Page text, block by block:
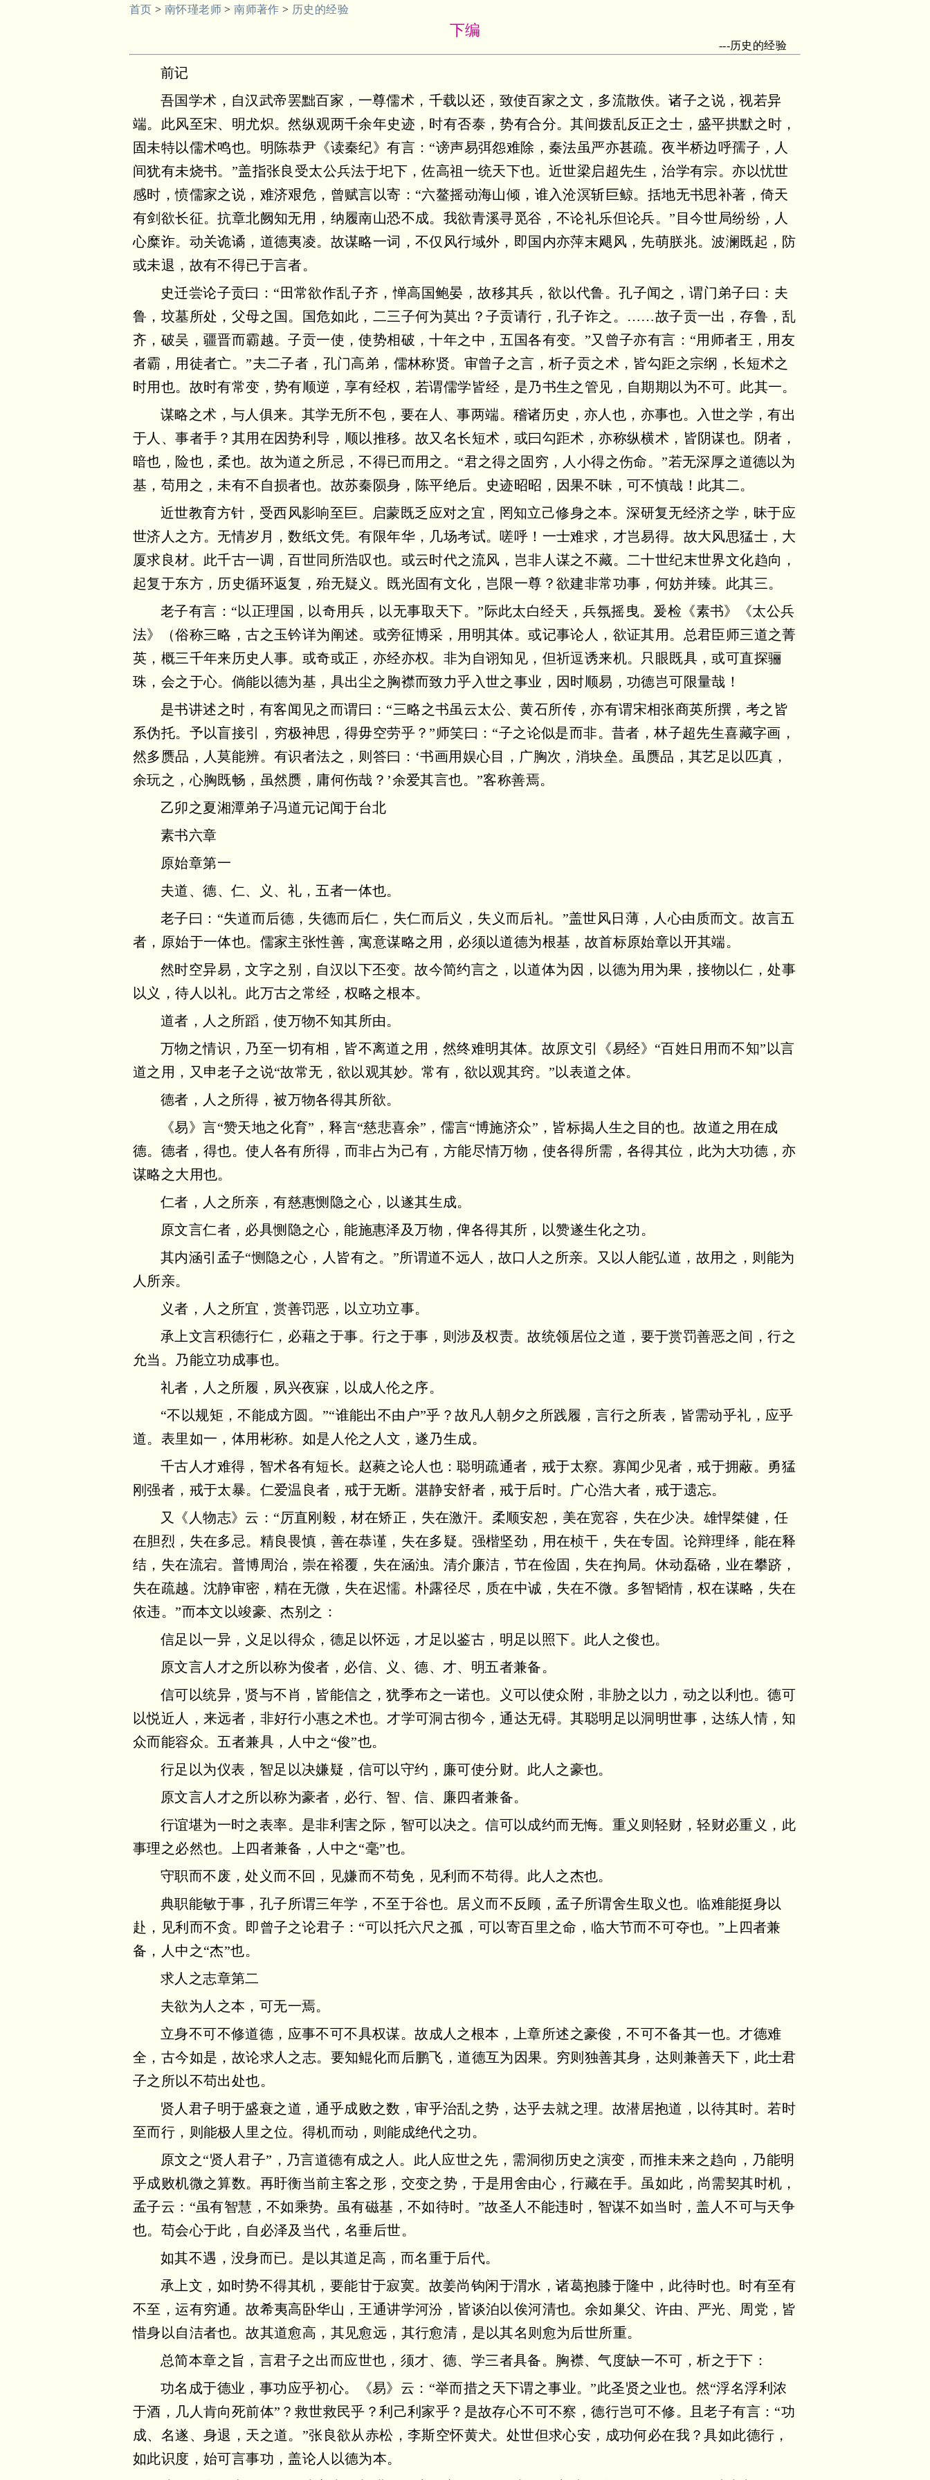
首页 >南怀瑾老师 >南师著作 > 历史的经验
下编
---历史的经验
前记
吾国学术，自汉武帝罢黜百家，一尊儒术，千载以还，致使百家之文，多流散佚。诸子之说，视若异
端。此风至宋、明尤炽。然纵观两千余年史迹，时有否泰，势有合分。其间拨乱反正之士，盛平拱默之时，
固未特以儒术鸣也。明陈恭尹《读秦纪》有言：“谤声易弭怨难除，秦法虽严亦甚疏。夜半桥边呼孺子，人
间犹有未烧书。”盖指张良受太公兵法于圯下，佐高祖一统天下也。近世梁启超先生，治学有宗。亦以忧世
感时，愤儒家之说，难济艰危，曾赋言以寄：“六鳌摇动海山倾，谁入沧溟斩巨鲸。括地无书思补著，倚天
有剑欲长征。抗章北阙知无用，纳履南山恐不成。我欲青溪寻觅谷，不论礼乐但论兵。”目今世局纷纷，人
心糜诈。动关诡谲，道德夷凌。故谋略一词，不仅风行域外，即国内亦萍末飓风，先萌朕兆。波澜既起，防
或未退，故有不得已于言者。
史迁尝论子贡曰：“田常欲作乱子齐，惮高国鲍晏，故移其兵，欲以代鲁。孔子闻之，谓门弟子曰：夫
鲁，坟墓所处，父母之国。国危如此，二三子何为莫出？子贡请行，孔子诈之。……故子贡一出，存鲁，乱
齐，破吴，疆晋而霸越。子贡一使，使势相破，十年之中，五国各有变。”又曾子亦有言：“用师者王，用友
者霸，用徒者亡。”夫二子者，孔门高弟，儒林称贤。审曾子之言，析子贡之术，皆勾距之宗纲，长短术之
时用也。故时有常变，势有顺逆，享有经权，若谓儒学皆经，是乃书生之管见，自期期以为不可。此其一。
谋略之术，与人俱来。其学无所不包，要在人、事两端。稽诸历史，亦人也，亦事也。入世之学，有出
于人、事者手？其用在因势利导，顺以推移。故又名长短术，或曰勾距术，亦称纵横术，皆阴谋也。阴者，
暗也，险也，柔也。故为道之所忌，不得已而用之。“君之得之固穷，人小得之伤命。”若无深厚之道德以为
基，苟用之，未有不自损者也。故苏秦陨身，陈平绝后。史迹昭昭，因果不昧，可不慎哉！此其二。
近世教育方针，受西风影响至巨。启蒙既乏应对之宜，罔知立己修身之本。深研复无经济之学，昧于应
世济人之方。无情岁月，数纸文凭。有限年华，几场考试。嗟呼！一士难求，才岂易得。故大风思猛士，大
厦求良材。此千古一调，百世同所浩叹也。或云时代之流风，岂非人谋之不藏。二十世纪末世界文化趋向，
起复于东方，历史循环返复，殆无疑义。既光固有文化，岂限一尊？欲建非常功事，何妨并臻。此其三。
老子有言：“以正理国，以奇用兵，以无事取天下。”际此太白经天，兵氛摇曳。爰检《素书》《太公兵
法》（俗称三略，古之玉钤详为阐述。或旁征博采，用明其体。或记事论人，欲证其用。总君臣师三道之菁
英，概三千年来历史人事。或奇或正，亦经亦权。非为自诩知见，但祈逗诱来机。只眼既具，或可直探骊
珠，会之于心。倘能以德为基，具出尘之胸襟而致力乎入世之事业，因时顺易，功德岂可限量哉！
是书讲述之时，有客闻见之而谓曰：“三略之书虽云太公、黄石所传，亦有谓宋相张商英所撰，考之皆
系伪托。予以盲接引，穷极神思，得毋空劳乎？”师笑曰：“子之论似是而非。昔者，林子超先生喜藏字画，
然多赝品，人莫能辨。有识者法之，则答曰：‘书画用娱心目，广胸次，消块垒。虽赝品，其艺足以匹真，
余玩之，心胸既畅，虽然赝，庸何伤哉？’余爱其言也。”客称善焉。
乙卯之夏湘潭弟子冯道元记闻于台北
素书六章
原始章第一
夫道、德、仁、义、礼，五者一体也。
老子曰：“失道而后德，失德而后仁，失仁而后义，失义而后礼。”盖世风日薄，人心由质而文。故言五
者，原始于一体也。儒家主张性善，寓意谋略之用，必须以道德为根基，故首标原始章以开其端。
然时空异易，文字之别，自汉以下丕变。故今简约言之，以道体为因，以德为用为果，接物以仁，处事
以义，待人以礼。此万古之常经，权略之根本。
道者，人之所蹈，使万物不知其所由。
万物之情识，乃至一切有相，皆不离道之用，然终难明其体。故原文引《易经》“百姓日用而不知”以言
道之用，又申老子之说“故常无，欲以观其妙。常有，欲以观其窍。”以表道之体。
德者，人之所得，被万物各得其所欲。
《易》言“赞天地之化育”，释言“慈悲喜余”，儒言“博施济众”，皆标揭人生之目的也。故道之用在成
德。德者，得也。使人各有所得，而非占为己有，方能尽情万物，使各得所需，各得其位，此为大功德，亦
谋略之大用也。
仁者，人之所亲，有慈惠恻隐之心，以遂其生成。
原文言仁者，必具恻隐之心，能施惠泽及万物，俾各得其所，以赞遂生化之功。
其内涵引孟子“恻隐之心，人皆有之。”所谓道不远人，故口人之所亲。又以人能弘道，故用之，则能为
人所亲。
义者，人之所宜，赏善罚恶，以立功立事。
承上文言积德行仁，必藉之于事。行之于事，则涉及权责。故统领居位之道，要于赏罚善恶之间，行之
允当。乃能立功成事也。
礼者，人之所履，夙兴夜寐，以成人伦之序。
“不以规矩，不能成方圆。”“谁能出不由户”乎？故凡人朝夕之所践履，言行之所表，皆需动乎礼，应乎
道。表里如一，体用彬称。如是人伦之人文，遂乃生成。
千古人才难得，智术各有短长。赵蕤之论人也：聪明疏通者，戒于太察。寡闻少见者，戒于拥蔽。勇猛
刚强者，戒于太暴。仁爱温良者，戒于无断。湛静安舒者，戒于后时。广心浩大者，戒于遗忘。
又《人物志》云：“厉直刚毅，材在矫正，失在激汗。柔顺安恕，美在宽容，失在少决。雄悍桀健，任
在胆烈，失在多忌。精良畏慎，善在恭谨，失在多疑。强楷坚劲，用在桢干，失在专固。论辩理绎，能在释
结，失在流宕。普博周治，崇在裕覆，失在涵浊。清介廉洁，节在俭固，失在拘局。休动磊硌，业在攀跻，
失在疏越。沈静审密，精在无微，失在迟懦。朴露径尽，质在中诚，失在不微。多智韬情，权在谋略，失在
依违。”而本文以竣豪、杰别之：
信足以一异，义足以得众，德足以怀远，才足以鉴古，明足以照下。此人之俊也。
原文言人才之所以称为俊者，必信、义、德、才、明五者兼备。
信可以统异，贤与不肖，皆能信之，犹季布之一诺也。义可以使众附，非胁之以力，动之以利也。德可
以悦近人，来远者，非好行小惠之术也。才学可洞古彻今，通达无碍。其聪明足以洞明世事，达练人情，知
众而能容众。五者兼具，人中之“俊”也。
行足以为仪表，智足以决嫌疑，信可以守约，廉可使分财。此人之豪也。
原文言人才之所以称为豪者，必行、智、信、廉四者兼备。
行谊堪为一时之表率。是非利害之际，智可以决之。信可以成约而无悔。重义则轻财，轻财必重义，此
事理之必然也。上四者兼备，人中之“毫”也。
守职而不废，处义而不回，见嫌而不苟免，见利而不苟得。此人之杰也。
典职能敏于事，孔子所谓三年学，不至于谷也。居义而不反顾，孟子所谓舍生取义也。临难能挺身以
赴，见利而不贪。即曾子之论君子：“可以托六尺之孤，可以寄百里之命，临大节而不可夺也。”上四者兼
备，人中之“杰”也。
求人之志章第二
夫欲为人之本，可无一焉。
立身不可不修道德，应事不可不具权谋。故成人之根本，上章所述之豪俊，不可不备其一也。才德难
全，古今如是，故论求人之志。要知鲲化而后鹏飞，道德互为因果。穷则独善其身，达则兼善天下，此士君
子之所以不苟出处也。
贤人君子明于盛衰之道，通乎成败之数，审乎治乱之势，达乎去就之理。故潜居抱道，以待其时。若时
至而行，则能极人里之位。得机而动，则能成绝代之功。
原文之“贤人君子”，乃言道德有成之人。此人应世之先，需洞彻历史之演变，而推未来之趋向，乃能明
乎成败机微之算数。再盱衡当前主客之形，交变之势，于是用舍由心，行藏在手。虽如此，尚需契其时机，
孟子云：“虽有智慧，不如乘势。虽有磁基，不如待时。”故圣人不能违时，智谋不如当时，盖人不可与天争
也。苟会心于此，自必泽及当代，名垂后世。
如其不遇，没身而已。是以其道足高，而名重于后代。
承上文，如时势不得其机，要能甘于寂寞。故姜尚钩闲于渭水，诸葛抱膝于隆中，此待时也。时有至有
不至，运有穷通。故希夷高卧华山，王通讲学河汾，皆谈泊以俟河清也。余如巢父、许由、严光、周党，皆
惜身以自洁者也。故其道愈高，其见愈远，其行愈清，是以其名则愈为后世所重。
总简本章之旨，言君子之出而应世也，须才、德、学三者具备。胸襟、气度缺一不可，析之于下：
功名成于德业，事功应乎初心。《易》云：“举而措之天下谓之事业。”此圣贤之业也。然“浮名浮利浓
于酒，几人肯向死前体”？救世救民乎？利己利家乎？是故存心不可不察，德行岂可不修。且老子有言：“功
成、名遂、身退，天之道。”张良欲从赤松，李斯空怀黄犬。处世但求心安，成功何必在我？具如此德行，
如此识度，始可言事功，盖论人以德为本。